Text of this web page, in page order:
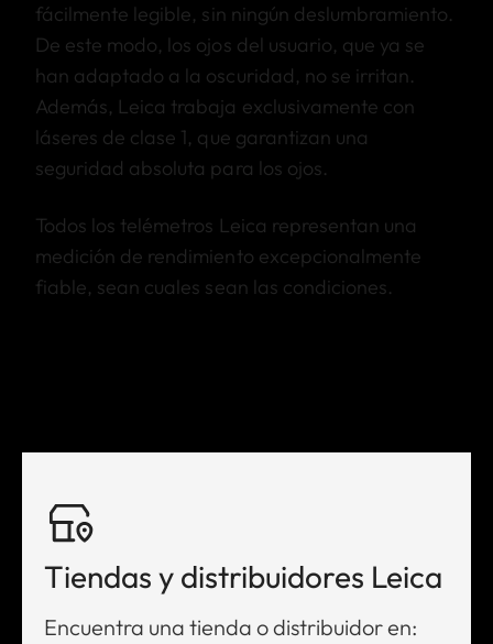
fácilmente legible, sin ningún deslumbramiento.
De este modo, los ojos del usuario, que ya se
han adaptado a la oscuridad, no se irritan.
Además, Leica trabaja exclusivamente con
láseres de clase 1, que garantizan una
seguridad absoluta para los ojos.
Todos los telémetros Leica representan una
medición de rendimiento excepcionalmente
fiable, sean cuales sean las condiciones.
Tiendas y distribuidores Leica
Encuentra una tienda o distribuidor en: